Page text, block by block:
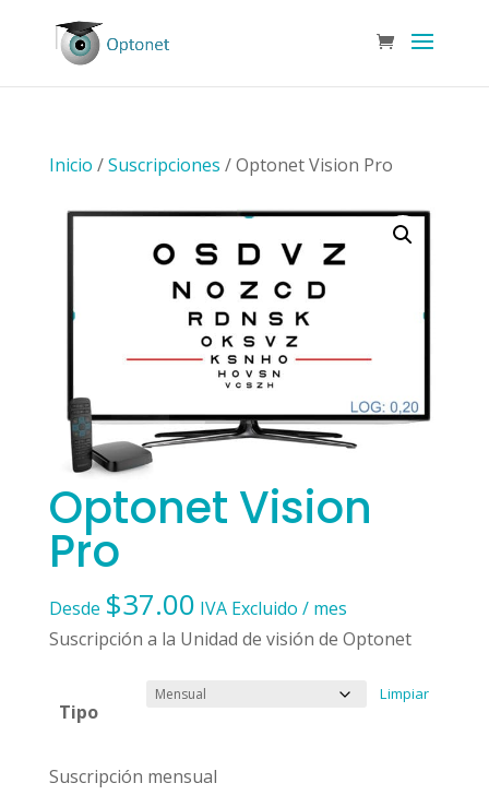
Inicio /Suscripciones / Optonet Vision Pro
Optonet Vision
Pro
Desde $37.00 IVA Excluido / mes
Suscripción a la Unidad de visión de Optonet
Tipo
Limpiar
Suscripción mensual